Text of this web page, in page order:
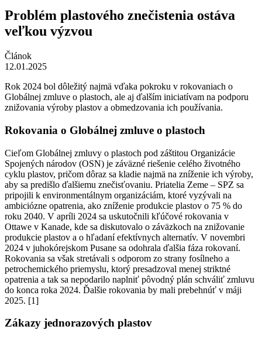
Problém plastového znečistenia ostáva
veľkou výzvou
Článok
12.01.2025
Rok 2024 bol dôležitý najmä vďaka pokroku v rokovaniach o
Globálnej zmluve o plastoch, ale aj ďalším iniciatívam na podporu
znižovania výroby plastov a obmedzovania ich používania.
Rokovania o Globálnej zmluve o plastoch
Cieľom Globálnej zmluvy o plastoch pod záštitou Organizácie
Spojených národov (OSN) je záväzné riešenie celého životného
cyklu plastov, pričom dôraz sa kladie najmä na zníženie ich výroby,
aby sa predišlo ďalšiemu znečisťovaniu. Priatelia Zeme – SPZ sa
pripojili k environmentálnym organizáciám, ktoré vyzývali na
ambiciózne opatrenia, ako zníženie produkcie plastov o 75 % do
roku 2040. V apríli 2024 sa uskutočnili kľúčové rokovania v
Ottawe v Kanade, kde sa diskutovalo o záväzkoch na znižovanie
produkcie plastov a o hľadaní efektívnych alternatív. V novembri
2024 v juhokórejskom Pusane sa odohrala ďalšia fáza rokovaní.
Rokovania sa však stretávali s odporom zo strany fosílneho a
petrochemického priemyslu, ktorý presadzoval menej striktné
opatrenia a tak sa nepodarilo naplniť pôvodný plán schváliť zmluvu
do konca roka 2024. Ďalšie rokovania by mali prebehnúť v máji
2025. [1]
Zákazy jednorazových plastov